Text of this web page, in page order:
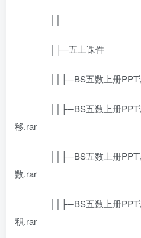
│├─五上课件
││├─BS五数上册PPT
││├─BS五数上册PPT
移.rar
││├─BS五数上册PPT
数.rar
││├─BS五数上册PPT
积.rar